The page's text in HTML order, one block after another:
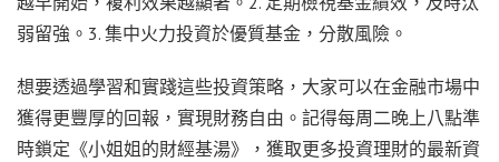
弱留強。3. 集中火力投資於優質基金，分散風險。
想要透過學習和實踐這些投資策略，大家可以在金融市場中
獲得更豐厚的回報，實現財務自由。記得每周二晚上八點準
時鎖定《小姐姐的財經基湯》，獲取更多投資理財的最新資